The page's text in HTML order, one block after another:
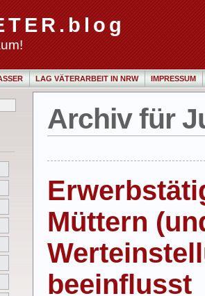
LAG VÄTERARBEIT IN NRW IMPRESSUM
Archiv für
Müttern
beeinflusst